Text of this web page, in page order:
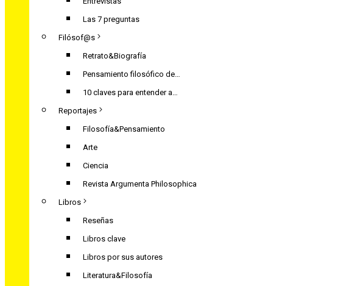
Las 7 preguntas
Filósof@s
Retrato&Biografía
Pensamiento filosófico de…
10 claves para entender a…
Reportajes
Filosofía&Pensamiento
Arte
Ciencia
Revista Argumenta Philosophica
Libros
Reseñas
Libros clave
Libros por sus autores
Literatura&Filosofía